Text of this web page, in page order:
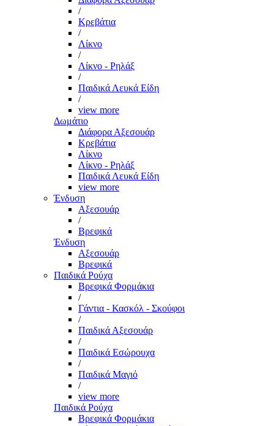
/
Κρεβάτια
/
Λίκνο
/
Λίκνο - Ρηλάξ
/
Παιδικά Λευκά Είδη
/
view more
Δωμάτιο
Διάφορα Αξεσουάρ
Κρεβάτια
Λίκνο
Λίκνο - Ρηλάξ
Παιδικά Λευκά Είδη
view more
Ένδυση
Αξεσουάρ
/
Βρεφικά
Ένδυση
Αξεσουάρ
Βρεφικά
Παιδικά Ρούχα
Βρεφικά Φορμάκια
/
Γάντια - Κασκόλ - Σκούφοι
/
Παιδικά Αξεσουάρ
/
Παιδικά Εσώρουχα
/
Παιδικά Μαγιό
/
view more
Παιδικά Ρούχα
Βρεφικά Φορμάκια